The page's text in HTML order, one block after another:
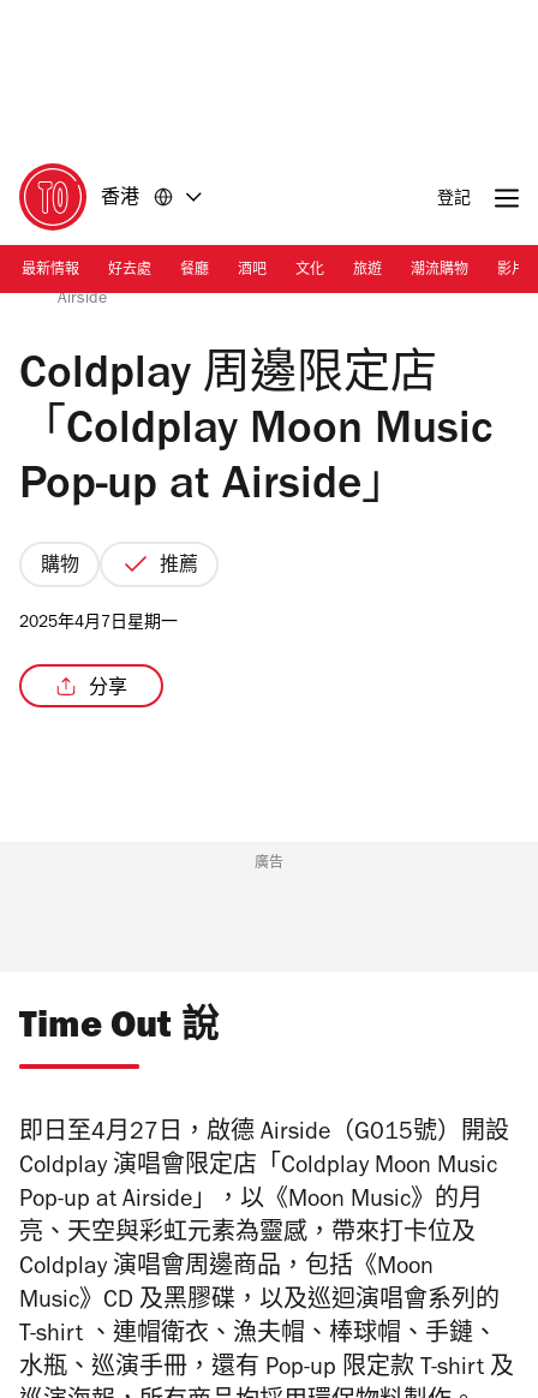
香港 登記
最新情報 好去處 餐廳 酒吧 文化 旅遊 潮流購物 影片
Photograph: Courtesy Coldplay Moon Music Pop-up at
Airside
Coldplay 周邊限定店
「Coldplay Moon Music
Pop-up at Airside」
購物 推薦
2025年4月7日星期一
分享
廣告
Time Out 說
即日至4月27日，啟德 Airside（G015號）開設
Coldplay 演唱會限定店「 Coldplay Moon Music
Pop-up at Airside」，以《Moon Music》的月
亮、天空與彩虹元素為靈感， 帶來打卡位及
Coldplay 演唱會周邊商品，包括《Moon
Music》 CD 及黑膠碟，以及巡迴演唱會系列的
T-shirt 、 連帽衛衣、 漁夫帽、棒球帽、手鏈、
水瓶、巡演手冊，還有 Pop-up 限定款 T-shirt 及